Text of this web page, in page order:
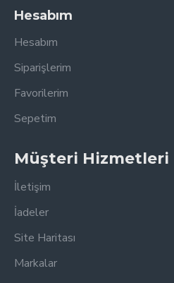
Hesabım
Hesabım
Siparişlerim
Favorilerim
Sepetim
Müşteri Hizmetleri
İletişim
İadeler
Site Haritası
Markalar